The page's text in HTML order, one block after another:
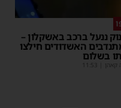
ננעל ברכב באשקלון –
האשדודים חילצו
בשלום
קאהן 11:53